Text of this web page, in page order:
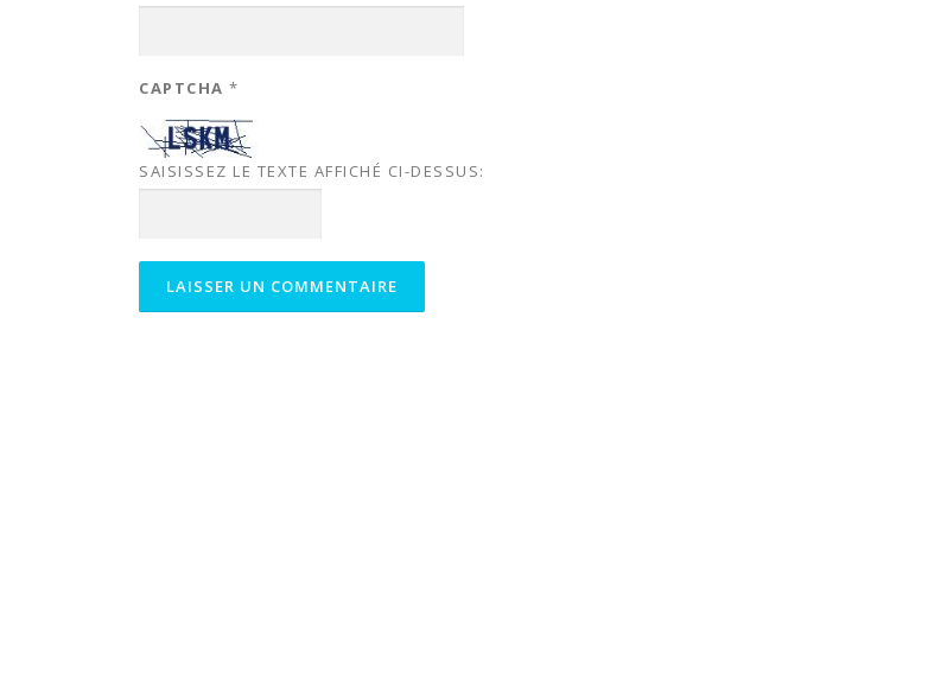
CAPTCHA *
SAISISSEZ LE TEXTE AFFICHÉ CI-DESSUS: